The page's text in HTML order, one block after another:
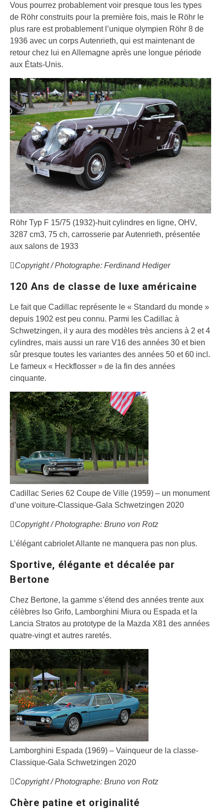
Vous pourrez probablement voir presque tous les types
de Röhr construits pour la première fois, mais le Röhr le
plus rare est probablement l’unique olympien Röhr 8 de
1936 avec un corps Autenrieth, qui est maintenant de
retour chez lui en Allemagne après une longue période
aux États-Unis.
Röhr Typ F 15/75 (1932)-huit cylindres en ligne, OHV,
3287 cm3, 75 ch, carrosserie par Autenrieth, présentée
aux salons de 1933
Copyright / Photographe: Ferdinand Hediger
120 Ans de classe de luxe américaine
Le fait que Cadillac représente le « Standard du monde »
depuis 1902 est peu connu. Parmi les Cadillac à
Schwetzingen, il y aura des modèles très anciens à 2 et 4
cylindres, mais aussi un rare V16 des années 30 et bien
sûr presque toutes les variantes des années 50 et 60 incl.
Le fameux « Heckflosser » de la fin des années
cinquante.
Cadillac Series 62 Coupe de Ville (1959) – un monument
d’une voiture-Classique-Gala Schwetzingen 2020
Copyright / Photographe: Bruno von Rotz
L’élégant cabriolet Allante ne manquera pas non plus.
Sportive, élégante et décalée par
Bertone
Chez Bertone, la gamme s’étend des années trente aux
célèbres Iso Grifo, Lamborghini Miura ou Espada et la
Lancia Stratos au prototype de la Mazda X81 des années
quatre-vingt et autres raretés.
Lamborghini Espada (1969) – Vainqueur de la classe-
Classique-Gala Schwetzingen 2020
Copyright / Photographe: Bruno von Rotz
Chère patine et originalité